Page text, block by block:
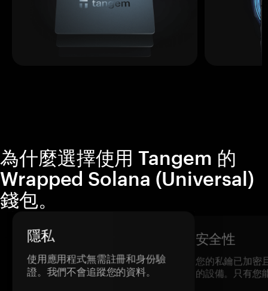
為什麼選擇使用 Tangem 的
Wrapped Solana (Universal)
錢包。
隱私
使用應用程式無需註冊和身份驗
證。我們不會追蹤您的資料。
安全性
您的私鑰已加密
的設備。只有您